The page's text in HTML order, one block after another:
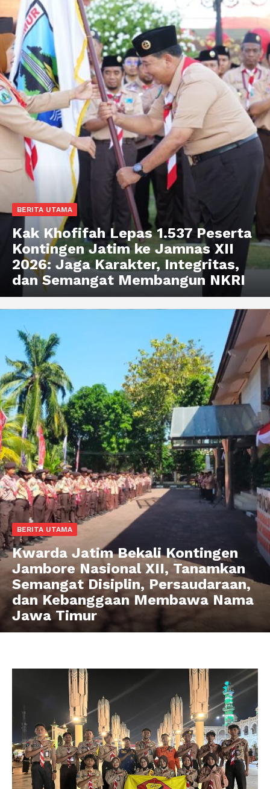
BERITA UTAMA
Kak Khofifah Lepas 1.537 Peserta
Kontingen Jatim ke Jamnas XII
2026: Jaga Karakter, Integritas,
dan Semangat Membangun NKRI
BERITA UTAMA
Kwarda Jatim Bekali Kontingen
Jambore Nasional XII, Tanamkan
Semangat Disiplin, Persaudaraan,
dan Kebanggaan Membawa Nama
Jawa Timur